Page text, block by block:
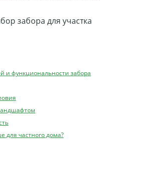
и функциональности забора
для частного дома?